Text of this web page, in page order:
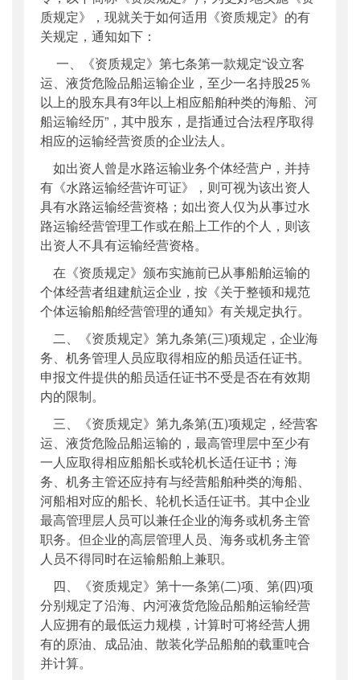
质规定》，现就关于如何适用《资质规定》的有
关规定，通知如下：
一、《资质规定》第七条第一款规定“设立客
运、液货危险品船运输企业，至少一名持股25％
以上的股东具有3年以上相应船舶种类的海船、河
船运输经历”，其中股东，是指通过合法程序取得
相应的运输经营资质的企业法人。
如出资人曾是水路运输业务个体经营户，并持
有《水路运输经营许可证》，则可视为该出资人
具有水路运输经营资格；如出资人仅为从事过水
路运输经营管理工作或在船上工作的个人，则该
出资人不具有运输经营资格。
在《资质规定》颁布实施前已从事船舶运输的
个体经营者组建航运企业，按《关于整顿和规范
个体运输船舶经营管理的通知》有关规定执行。
二、《资质规定》第九条第(三)项规定，企业海
务、机务管理人员应取得相应的船员适任证书。
申报文件提供的船员适任证书不受是否在有效期
内的限制。
三、《资质规定》第九条第(五)项规定，经营客
运、液货危险品船运输的，最高管理层中至少有
一人应取得相应船船长或轮机长适任证书；海
务、机务主管还应持有与经营船舶种类的海船、
河船相对应的船长、轮机长适任证书。其中企业
最高管理层人员可以兼任企业的海务或机务主管
职务。但企业的高层管理人员、海务或机务主管
人员不得同时在运输船舶上兼职。
四、《资质规定》第十一条第(二)项、第(四)项
分别规定了沿海、内河液货危险品船舶运输经营
人应拥有的最低运力规模，计算时可将经营人拥
有的原油、成品油、散装化学品船舶的载重吨合
并计算。